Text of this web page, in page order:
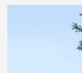
SUISSE
GÖWEIL Schweiz